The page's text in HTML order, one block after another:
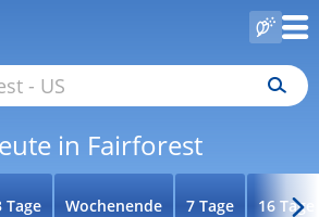
in Fairforest
Tage Wochenende 7 Tage 16 Tage